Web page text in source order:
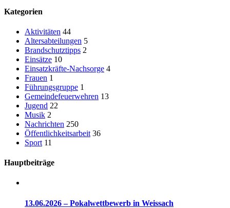
Kategorien
Aktivitäten 44
Altersabteilungen 5
Brandschutztipps 2
Einsätze 10
Einsatzkräfte-Nachsorge 4
Frauen 1
Führungsgruppe 1
Gemeindefeuerwehren 13
Jugend 22
Musik 2
Nachrichten 250
Öffentlichkeitsarbeit 36
Sport 11
Hauptbeiträge
13.06.2026 – Pokalwettbewerb in Weissach